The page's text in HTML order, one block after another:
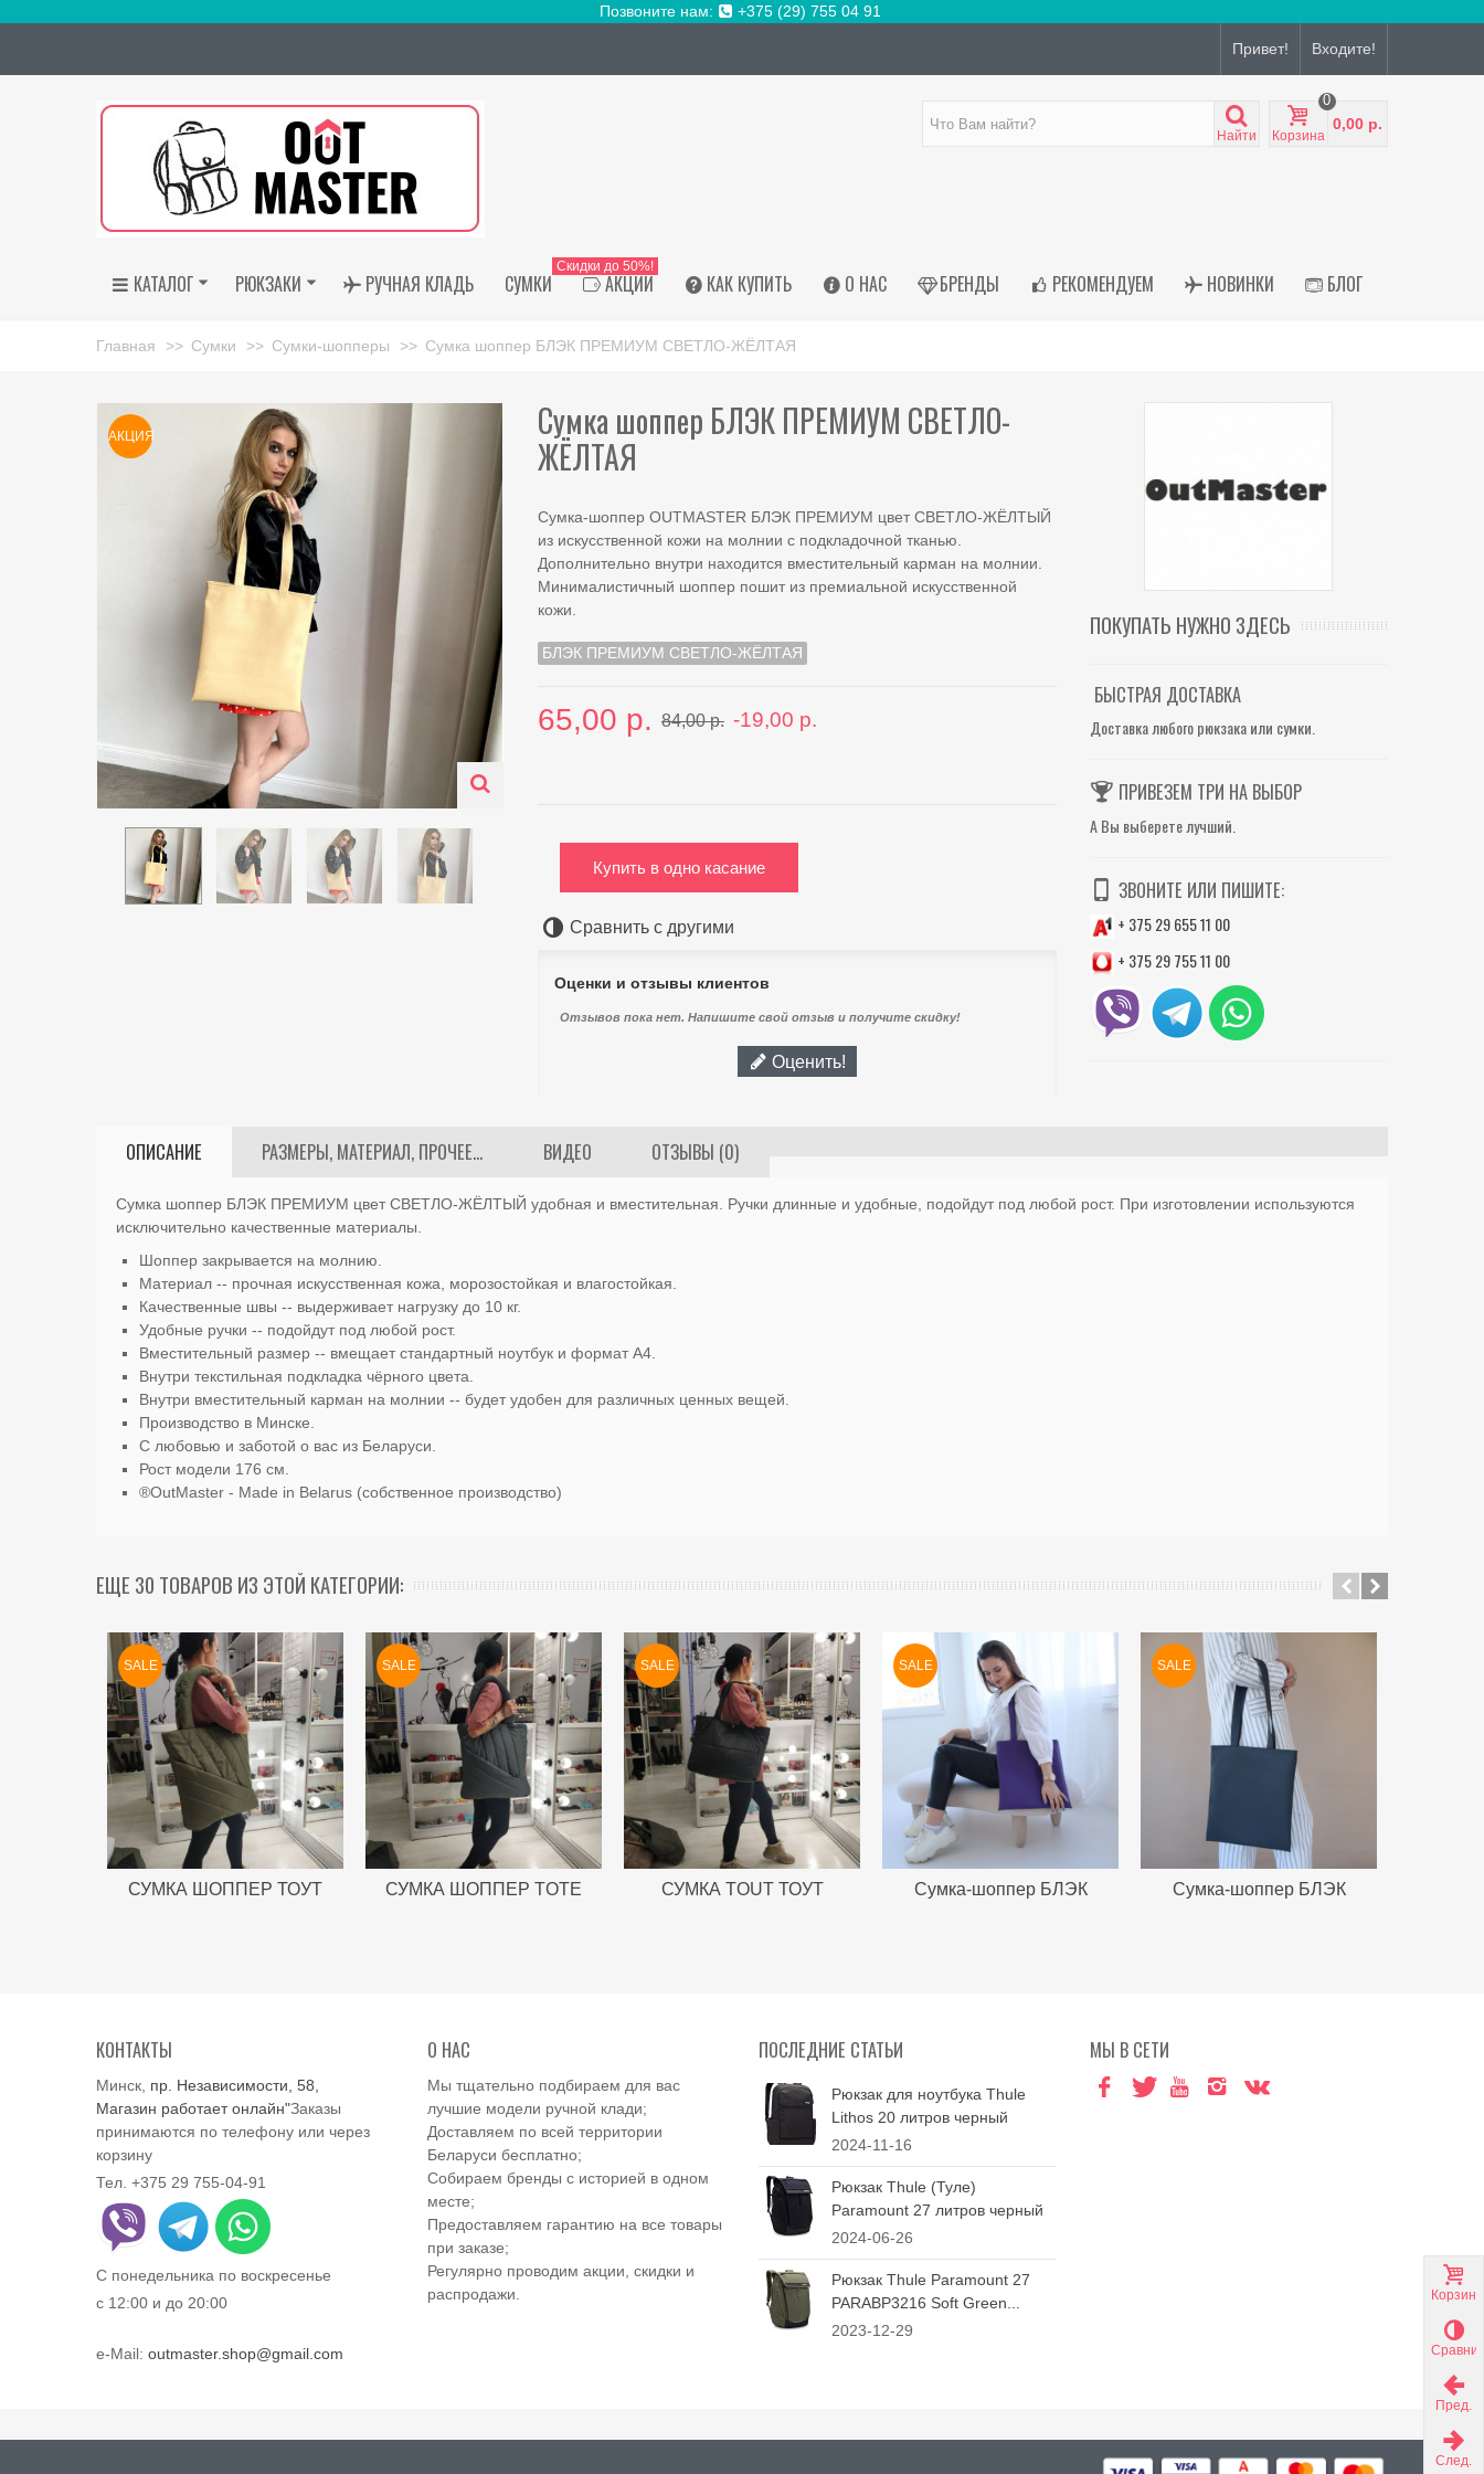
Позвоните нам: +375 (29) 755 04 91
Привет! Входите!
Найти Корзина
0
0,00 р.
КАТАЛОГ РЮКЗАКИ РУЧНАЯ КЛАДЬ СУМКИ АКЦИИ
Скидки до 50%!
КАК КУПИТЬ О НАС БРЕНДЫ РЕКОМЕНДУЕМ НОВИНКИ БЛОГ
Главная >> Сумки >> Сумки-шопперы >> Сумка шоппер БЛЭК ПРЕМИУМ СВЕТЛО-ЖЁЛТАЯ
АКЦИЯ
Сумка шоппер БЛЭК ПРЕМИУМ СВЕТЛО-
ЖЁЛТАЯ
Сумка-шоппер OUTMASTER БЛЭК ПРЕМИУМ цвет СВЕТЛО-ЖЁЛТЫЙ
из искусственной кожи на молнии с подкладочной тканью.
Дополнительно внутри находится вместительный карман на молнии.
Минималистичный шоппер пошит из премиальной искусственной
кожи.
БЛЭК ПРЕМИУМ СВЕТЛО-ЖЁЛТАЯ
65,00 р. 84,00 р. -19,00 р.
Купить в одно касание
Сравнить с другими
Оценки и отзывы клиентов
Отзывов пока нет. Напишите свой отзыв и получите скидку!
Оценить!
ПОКУПАТЬ НУЖНО ЗДЕСЬ
БЫСТРАЯ ДОСТАВКА
Доставка любого рюкзака или сумки.
ПРИВЕЗЕМ ТРИ НА ВЫБОР
А Вы выберете лучший.
ЗВОНИТЕ ИЛИ ПИШИТЕ:
+ 375 29 655 11 00
+ 375 29 755 11 00
ОПИСАНИЕ РАЗМЕРЫ, МАТЕРИАЛ, ПРОЧЕЕ... ВИДЕО ОТЗЫВЫ (0)
Сумка шоппер БЛЭК ПРЕМИУМ цвет СВЕТЛО-ЖЁЛТЫЙ удобная и вместительная. Ручки длинные и удобные, подойдут под любой рост. При изготовлении используются
исключительно качественные материалы.
Шоппер закрывается на молнию.
Материал -- прочная искусственная кожа, морозостойкая и влагостойкая.
Качественные швы -- выдерживает нагрузку до 10 кг.
Удобные ручки -- подойдут под любой рост.
Вместительный размер -- вмещает стандартный ноутбук и формат A4.
Внутри текстильная подкладка чёрного цвета.
Внутри вместительный карман на молнии -- будет удобен для различных ценных вещей.
Производство в Минске.
С любовью и заботой о вас из Беларуси.
Рост модели 176 см.
®️OutMaster - Made in Belarus (собственное производство)
ЕЩЕ 30 ТОВАРОВ ИЗ ЭТОЙ КАТЕГОРИИ:
SALE
СУМКА ШОППЕР ТОУТ
SALE
СУМКА ШОППЕР TOTE
SALE
СУМКА TOUT ТОУТ
SALE
Сумка-шоппер БЛЭК
SALE
Сумка-шоппер БЛЭК
КОНТАКТЫ
Минск, пр. Независимости, 58,
Магазин работает онлайн"Заказы
принимаются по телефону или через
корзину
Тел. +375 29 755-04-91
С понедельника по воскресенье
с 12:00 и до 20:00
e-Mail: outmaster.shop@gmail.com
О НАС
Мы тщательно подбираем для вас
лучшие модели ручной клади;
Доставляем по всей территории
Беларуси бесплатно;
Собираем бренды с историей в одном
месте;
Предоставляем гарантию на все товары
при заказе;
Регулярно проводим акции, скидки и
распродажи.
ПОСЛЕДНИЕ СТАТЬИ
Рюкзак для ноутбука Thule
Lithos 20 литров черный
2024-11-16
Рюкзак Thule (Туле)
Paramount 27 литров черный
2024-06-26
Рюкзак Thule Paramount 27
PARABP3216 Soft Green...
2023-12-29
МЫ В СЕТИ
Корзина
Пред.
След.